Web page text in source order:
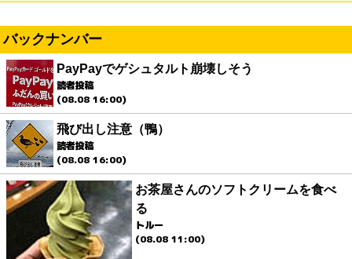
バックナンバー
PayPayでゲシュタルト崩壊しそう
読者投稿
(08.08 16:00)
飛び出し注意（鴨）
読者投稿
(08.08 16:00)
お茶屋さんのソフトクリームを食べ
る
トルー
(08.08 11:00)